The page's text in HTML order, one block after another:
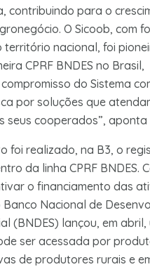
contribuindo para o
O Sicoob, com
nacional, foi
CPRF BNDES no Brasil,
do Sistema
por soluções que
seus cooperados”, aponta
foi realizado, na B3, o
da linha CPRF BNDES.
o financiamento das
Nacional de
(BNDES) lançou, em abril,
ser acessada por
de produtores rurais e